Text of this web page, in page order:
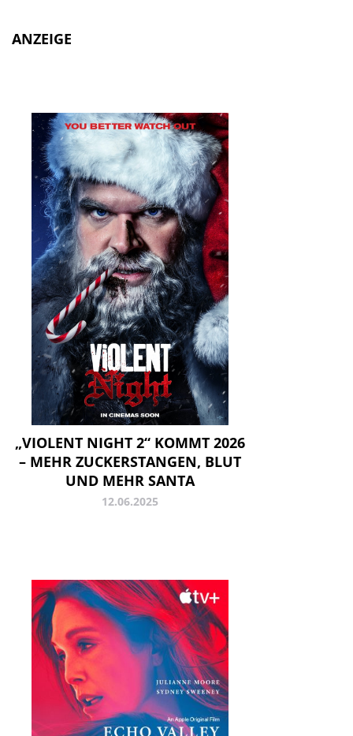
ANZEIGE
„VIOLENT NIGHT 2“ KOMMT 2026
– MEHR ZUCKERSTANGEN, BLUT
UND MEHR SANTA
12.06.2025